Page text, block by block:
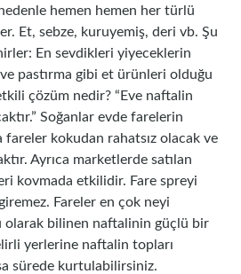
hemen hemen her türlü
Et, sebze, kuruyemiş, deri vb. Şu
En sevdikleri yiyeceklerin
pastırma gibi et ürünleri olduğu
çözüm nedir? “Eve naftalin
Soğanlar evde farelerin
kokudan rahatsız olacak ve
Ayrıca marketlerde satılan
kovmada etkilidir. Fare spreyi
Fareler en çok neyi
olarak bilinen naftalinin güçlü bir
yerlerine naftalin topları
sürede kurtulabilirsiniz.